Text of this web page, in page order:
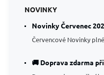
NOVINKY
Novinky Červenec
Červencové Novinky
🚚 Doprava zdarma